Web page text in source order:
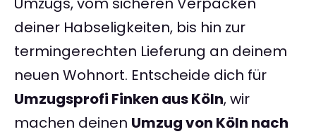
deiner Habseligkeiten, bis hin zur
termingerechten Lieferung an deinem
neuen Wohnort. Entscheide dich für
Umzugsprofi Finken aus Köln, wir
machen deinen Umzug von Köln nach